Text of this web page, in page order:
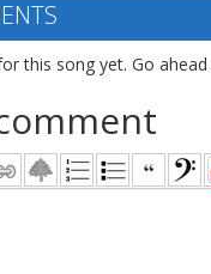
this song yet. Go